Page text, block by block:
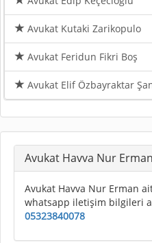
Avukat Kutaki Zarikopulo
Avukat Feridun Fikri Boş
Avukat Elif Özbayraktar
Avukat Havva Nur
Avukat Havva Nur Erman
whatsapp iletişim bilgileri
05323840078